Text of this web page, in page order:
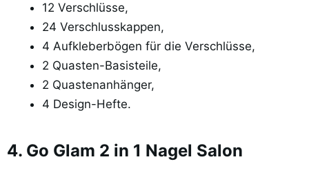
12 Verschlüsse,
24 Verschlusskappen,
4 Aufkleberbögen für die Verschlüsse,
2 Quasten-Basisteile,
2 Quastenanhänger,
4 Design-Hefte.
4. Go Glam 2 in 1 Nagel Salon